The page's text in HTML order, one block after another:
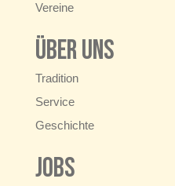
Vereine
Über uns
Tradition
Service
Geschichte
Jobs